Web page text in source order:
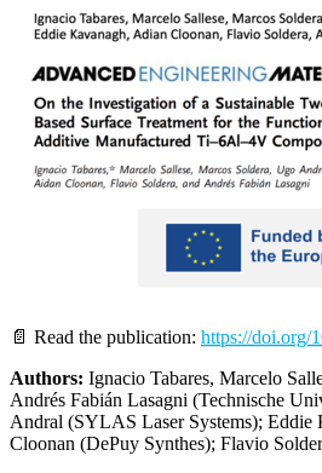
📄 Read the publication: https://doi.org/
Authors: Ignacio Tabares, Marcelo
Andrés Fabián Lasagni (Technische
Andral (SYLAS Laser Systems); Eddie
Cloonan (DePuy Synthes); Flavio